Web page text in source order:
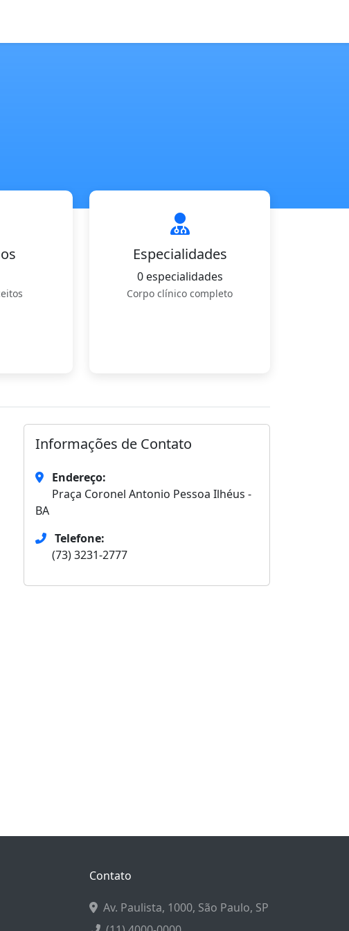
Especialidades
0 especialidades
Corpo clínico completo
Informações de Contato
Endereço:
Praça Coronel Antonio Pessoa Ilhéus -
BA
Telefone:
(73) 3231-2777
Contato
Av. Paulista, 1000, São Paulo, SP